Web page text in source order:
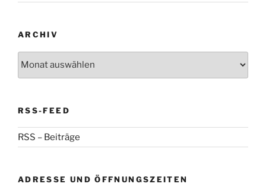
ARCHIV
RSS-FEED
RSS – Beiträge
ADRESSE UND ÖFFNUNGSZEITEN